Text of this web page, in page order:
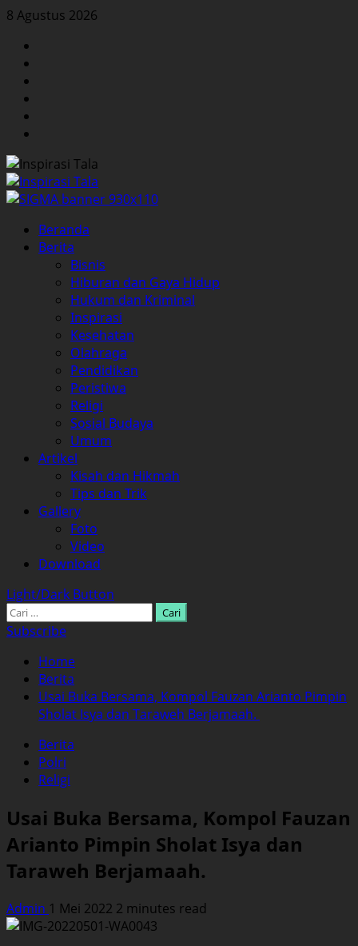
Skip
content
8 Agustus 2026
Primary
Menu
Beranda
Berita
Bisnis
Hiburan dan Gaya Hidup
Hukum dan Kriminal
Inspirasi
Kesehatan
Olahraga
Pendidikan
Peristiwa
Religi
Sosial Budaya
Umum
Artikel
Kisah dan Hikmah
Tips dan Trik
Gallery
Foto
Video
Download
Light/Dark Button
Cari
untuk:
Subscribe
Home
Berita
Usai Buka Bersama, Kompol Fauzan Arianto Pimpin
Sholat Isya dan Taraweh Berjamaah.
Berita
Polri
Religi
Usai Buka Bersama, Kompol Fauzan
Arianto Pimpin Sholat Isya dan
Taraweh Berjamaah.
Admin 1 Mei 2022 2 minutes read